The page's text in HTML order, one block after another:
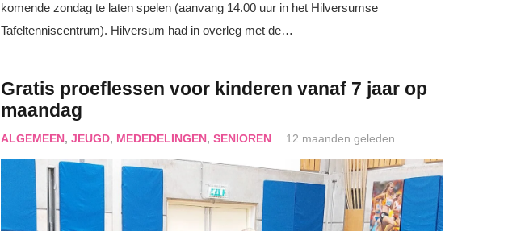
komende zondag te laten spelen (aanvang 14.00 uur in het Hilversumse
Tafeltenniscentrum). Hilversum had in overleg met de…
Gratis proeflessen voor kinderen vanaf 7 jaar op
maandag
ALGEMEEN, JEUGD, MEDEDELINGEN, SENIOREN 12 maanden geleden